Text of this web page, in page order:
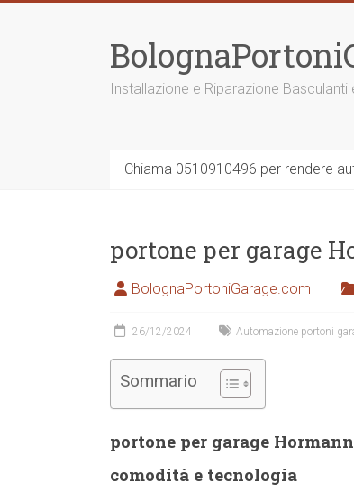
Installazione e Riparazione
Chiama 0510910496 per rendere
portone per garage
BolognaPortoniGarage.com
26/12/2024 Automazione portoni
Sommario
portone per garage
comodità e tecnologia